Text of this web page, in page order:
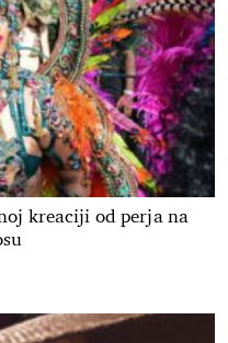
kreaciji od perja na